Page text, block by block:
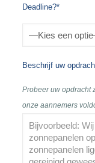
Deadline?*
Beschrijf uw
Probeer uw opdracht
onze aannemers